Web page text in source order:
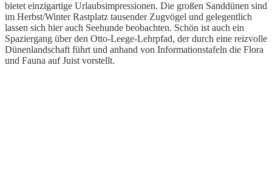
bietet einzigartige Urlaubsimpressionen. Die großen Sanddünen sind
im Herbst/Winter Rastplatz tausender Zugvögel und gelegentlich
lassen sich hier auch Seehunde beobachten. Schön ist auch ein
Spaziergang über den Otto-Leege-Lehrpfad, der durch eine reizvolle
Dünenlandschaft führt und anhand von Informationstafeln die Flora
und Fauna auf Juist vorstellt.